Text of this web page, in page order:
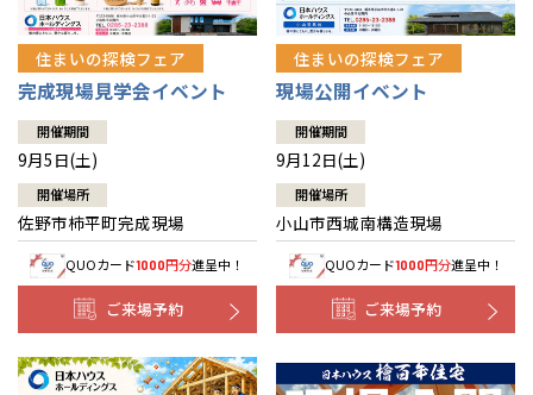
住まいの探検フェア
完成現場見学会イベント
開催期間
9月5日(土)
開催場所
佐野市柿平町完成現場
QUOカード1000円分進呈中！
ご来場予約
住まいの探検フェア
現場公開イベント
開催期間
9月12日(土)
開催場所
小山市西城南構造現場
QUOカード1000円分進呈中！
ご来場予約